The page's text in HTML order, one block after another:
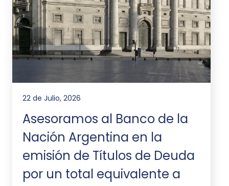
22 de Julio, 2026
Asesoramos al Banco de la
Nación Argentina en la
emisión de Títulos de Deuda
por un total equivalente a